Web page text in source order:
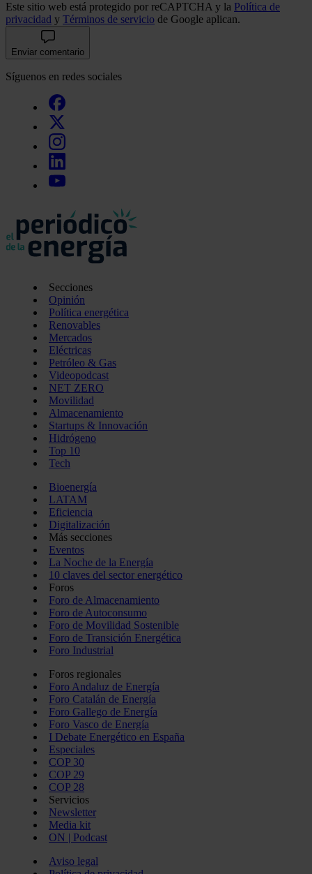
Este sitio web está protegido por reCAPTCHA y la Política de
privacidad y Términos de servicio de Google aplican.
Enviar comentario
Síguenos en redes sociales
Secciones
Opinión
Política energética
Renovables
Mercados
Eléctricas
Petróleo & Gas
Videopodcast
NET ZERO
Movilidad
Almacenamiento
Startups & Innovación
Hidrógeno
Top 10
Tech
Bioenergía
LATAM
Eficiencia
Digitalización
Más secciones
Eventos
La Noche de la Energía
10 claves del sector energético
Foros
Foro de Almacenamiento
Foro de Autoconsumo
Foro de Movilidad Sostenible
Foro de Transición Energética
Foro Industrial
Foros regionales
Foro Andaluz de Energía
Foro Catalán de Energía
Foro Gallego de Energía
Foro Vasco de Energía
I Debate Energético en España
Especiales
COP 30
COP 29
COP 28
Servicios
Newsletter
Media kit
ON | Podcast
Aviso legal